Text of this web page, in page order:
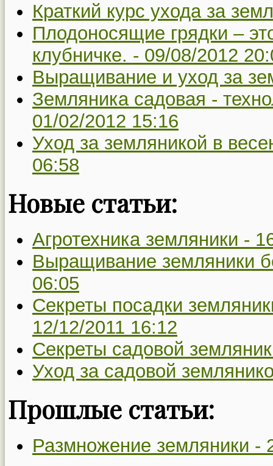
Краткий курс ухода за
Плодоносящие грядки –
клубничке. - 09/08/2012
Выращивание и уход за
Земляника садовая -
01/02/2012 15:16
Уход за земляникой в
06:58
Новые статьи:
Агротехника земляники -
Выращивание земляники
06:05
Секреты посадки
12/12/2011 16:12
Секреты садовой
Уход за садовой
Прошлые статьи:
Размножение земляники -